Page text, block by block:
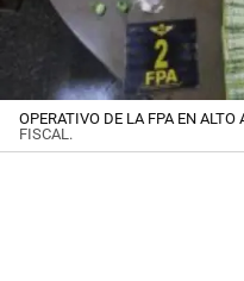
OPERATIVO DE LA FPA EN ALTO
FISCAL.